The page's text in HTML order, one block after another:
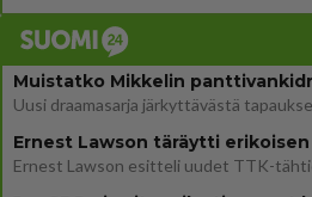
Muistatko Mikkelin